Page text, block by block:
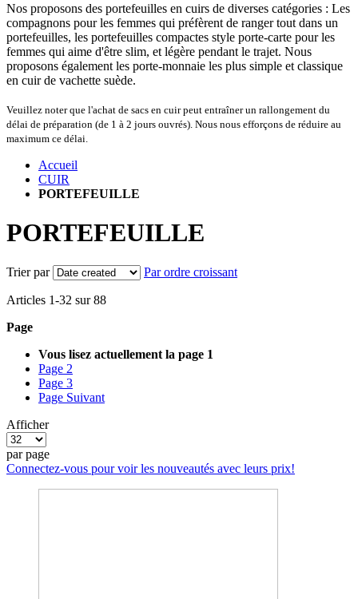
Nos proposons des portefeuilles en cuirs de diverses catégories : Les
compagnons pour les femmes qui préfèrent de ranger tout dans un
portefeuilles, les portefeuilles compactes style porte-carte pour les
femmes qui aime d'être slim, et légère pendant le trajet. Nous
proposons également les porte-monnaie les plus simple et classique
en cuir de vachette suède.
Veuillez noter que l'achat de sacs en cuir peut entraîner un rallongement du
délai de préparation (de 1 à 2 jours ouvrés). Nous nous efforçons de réduire au
maximum ce délai.
Accueil
CUIR
PORTEFEUILLE
PORTEFEUILLE
Trier par Par ordre croissant
Articles 1-32 sur88
Page
Vous lisez actuellement la page 1
Page 2
Page 3
Page Suivant
Afficher
par page
Connectez-vous pour voir les nouveautés avec leurs prix!